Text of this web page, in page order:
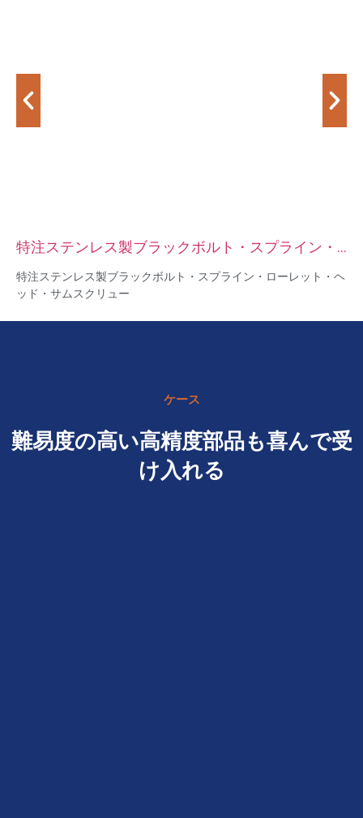
特注ステンレス製ブラックボルト・スプライン・
特注ステンレス製ブラックボルト・スプライン・ローレット・ヘ
ッド・サムスクリュー
サイズ：カスタム/標準、メートル/インペリアル
ヘッドスタイル：パン、トラス、フラット、オーバル、ラウン
パッキング: ポリ袋 +carton 箱
サービスタイプOEM/ODM
ケース
難易度の高い高精度部品も喜んで受
け入れる